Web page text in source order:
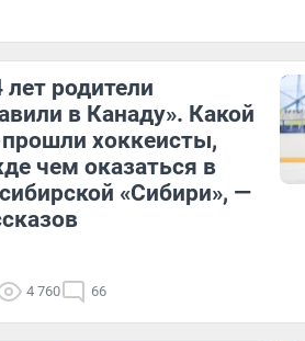
лет родители
в Канаду». Какой
прошли хоккеисты,
чем оказаться в
«Сибири», —
4 760 66